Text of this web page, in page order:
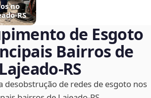
no
de Esgoto
Bairros de
Lajeado‑RS
desobstrução de redes de esgoto nos